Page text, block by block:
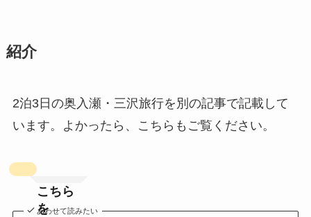
紹介
2泊3日の奥入瀬・三沢旅行を別の記事で記載して
います。よかったら、こちらもご覧ください。
こちら
を
あわせて読みたい